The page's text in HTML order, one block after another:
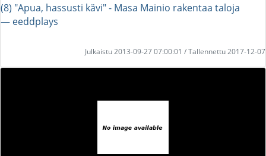
(8) "Apua, hassusti kävi" - Masa Mainio rakentaa taloja
― eeddplays
Julkaistu 2013-09-27 07:00:01 / Tallennettu 2017-12-07